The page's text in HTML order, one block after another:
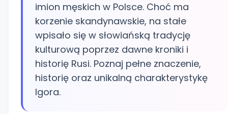
imion męskich w Polsce. Choć ma
korzenie skandynawskie, na stałe
wpisało się w słowiańską tradycję
kulturową poprzez dawne kroniki i
historię Rusi. Poznaj pełne znaczenie,
historię oraz unikalną charakterystykę
Igora.